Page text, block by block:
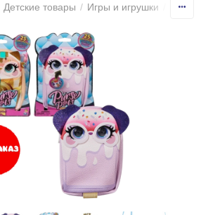
Детские товары / Игры и игрушки